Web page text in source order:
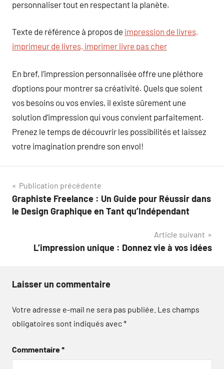
personnaliser tout en respectant la planète.
Texte de référence à propos de impression de livres,
imprimeur de livres, imprimer livre pas cher
En bref, l’impression personnalisée offre une pléthore
d’options pour montrer sa créativité. Quels que soient
vos besoins ou vos envies, il existe sûrement une
solution d’impression qui vous convient parfaitement.
Prenez le temps de découvrir les possibilités et laissez
votre imagination prendre son envol!
Navigation
de
Publication précédente
Graphiste Freelance : Un Guide pour Réussir dans
le Design Graphique en Tant qu’Indépendant
Article suivant
L’impression unique : Donnez vie à vos idées
Laisser un commentaire
Votre adresse e-mail ne sera pas publiée. Les champs
obligatoires sont indiqués avec*
Commentaire*